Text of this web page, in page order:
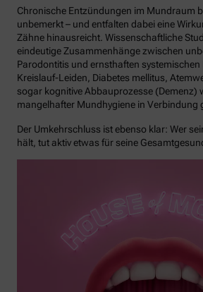
Chronische Entzündungen im Mundraum
unbemerkt – und entfalten dabei eine
Zähne hinausreicht. Wissenschaftliche
eindeutige Zusammenhänge zwischen
Parodontitis und ernsthaften
Kreislauf-Leiden, Diabetes mellitus,
sogar kognitive Abbauprozesse (Demenz)
mangelhafter Mundhygiene in Verbindung
Der Umkehrschluss ist ebenso klar: Wer
hält, tut aktiv etwas für seine